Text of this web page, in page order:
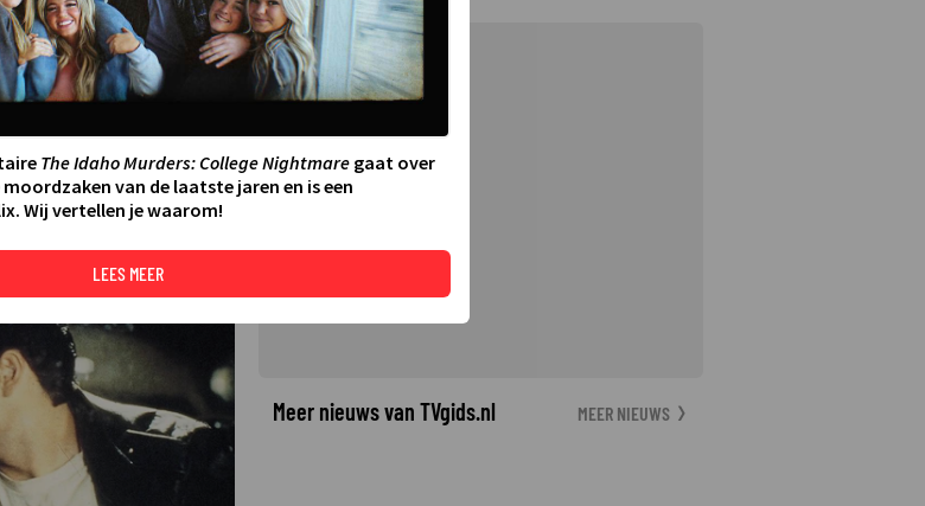
in de
23-07-25 20:31
©
Meer nieuws van TVgids.nl MEER NIEUWS
The Idaho Murders: College Nightmaregaat over
van de laatste jaren en is een
Wij vertellen je waarom!
LEES MEER